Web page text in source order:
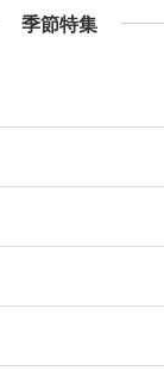
季節特集